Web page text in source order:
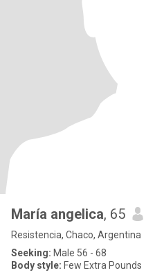
María angelica, 65
Resistencia, Chaco, Argentina
Seeking: Male 56 - 68
Body style: Few Extra Pounds